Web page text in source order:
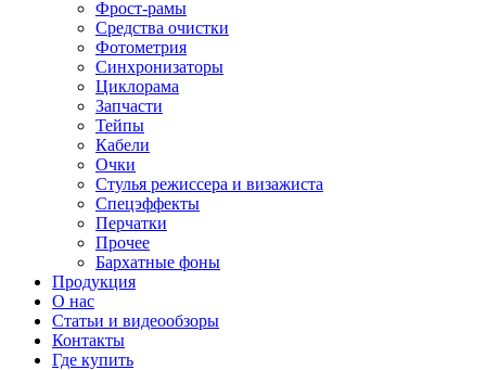
Фрост-рамы
Средства очистки
Фотометрия
Синхронизаторы
Циклорама
Запчасти
Тейпы
Кабели
Очки
Стулья режиссера и визажиста
Спецэффекты
Перчатки
Прочее
Бархатные фоны
Продукция
О нас
Статьи и видеообзоры
Контакты
Где купить